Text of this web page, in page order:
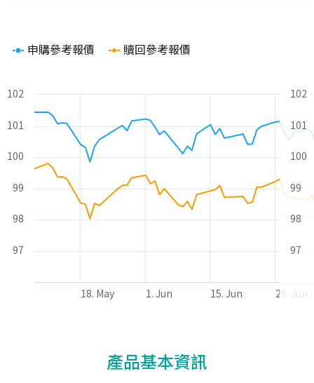
Line chart with 2 lines.
The chart has 2 Y axes displaying values and values.
申購參考報價 贖回參考報價
97
98
99
100
101
102
97
98
99
100
101
102
18. May 1. Jun 15. Jun 29. Jun
產品基本資訊